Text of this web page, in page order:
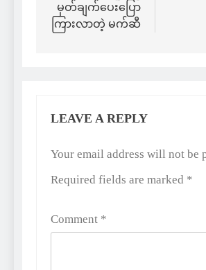
မှတ်ချက်ပေးပြော
ကြားလာတဲ့ မက်ဆီ
LEAVE A REPLY
Your email address will not be
Required fields are marked *
Comment *
Alternative: